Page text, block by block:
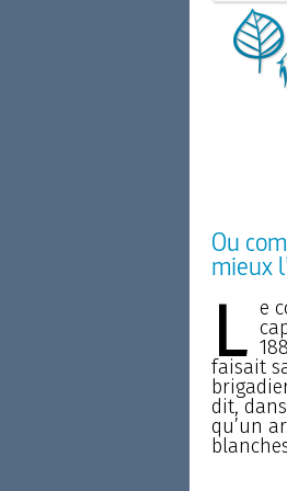
Ou
mieux
L e
faisait
dit,
qu’un